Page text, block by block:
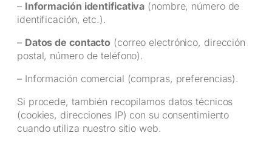
– Información identificativa (nombre, número de
identificación, etc.).
– Datos de contacto (correo electrónico, dirección
postal, número de teléfono).
– Información comercial (compras, preferencias).
Si procede, también recopilamos datos técnicos
(cookies, direcciones IP) con su consentimiento
cuando utiliza nuestro sitio web.